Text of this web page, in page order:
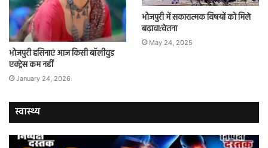
भोजपुरी हसिनाएं आज किसी बॉलीवुड
एक्ट्रेस कम नहीं
January 24, 2026
भोजपुरी में सकारात्मक विषयों को मिले
बढ़ावा:चेतना
May 24, 2025
स्वास्थ्य